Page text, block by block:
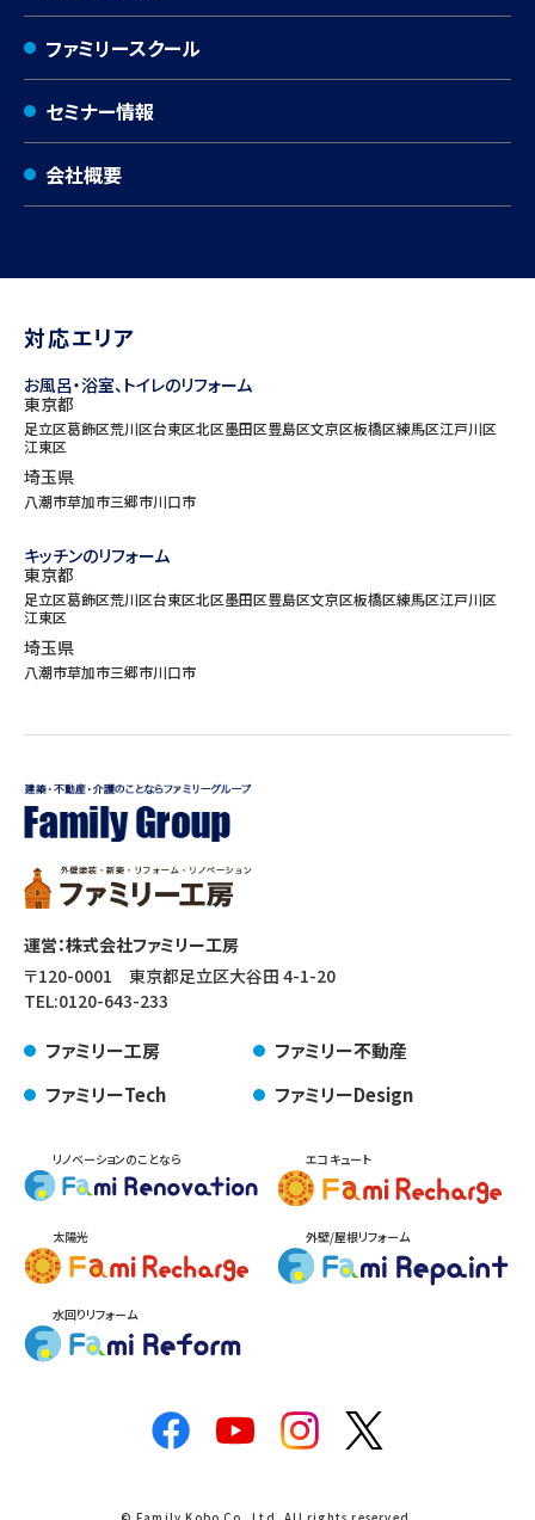
ファミリースクール
セミナー情報
会社概要
対応エリア
お風呂・浴室、トイレのリフォーム
東京都
足立区葛飾区荒川区台東区北区墨田区豊島区文京区板橋区練馬区江戸川区
江東区
埼玉県
八潮市草加市三郷市川口市
キッチンのリフォーム
東京都
足立区葛飾区荒川区台東区北区墨田区豊島区文京区板橋区練馬区江戸川区
江東区
埼玉県
八潮市草加市三郷市川口市
運営：株式会社ファミリー工房
〒120-0001 東京都足立区大谷田 4-1-20
TEL:0120-643-233
ファミリー工房
ファミリー不動産
ファミリーTech
ファミリーDesign
リノベーションのことなら エコキュート
太陽光 外壁/屋根リフォーム
水回りリフォーム